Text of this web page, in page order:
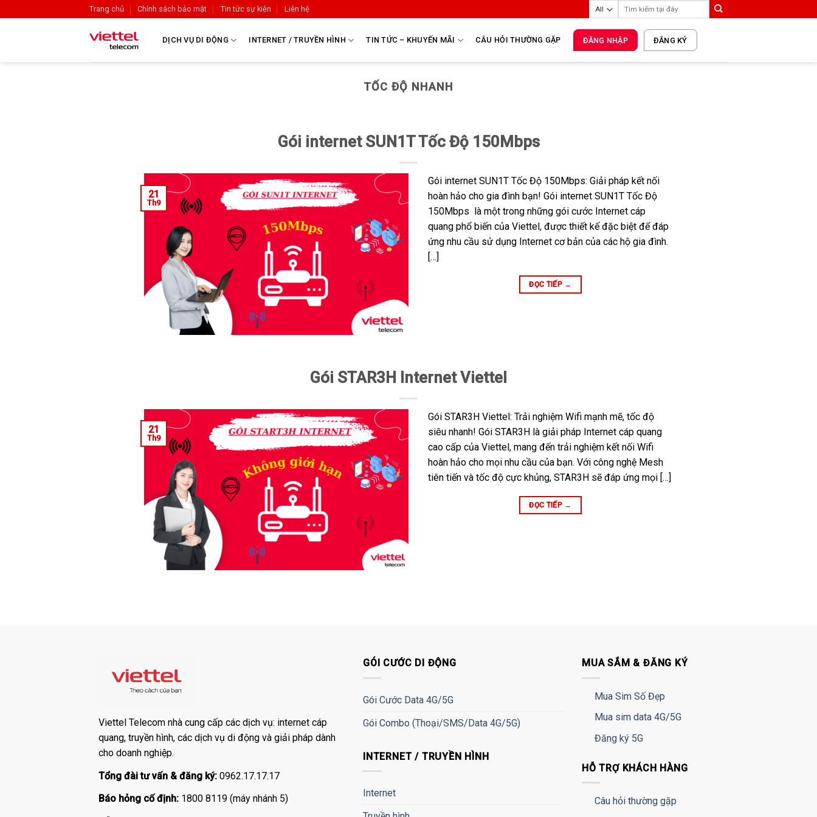
Trang chủ Chính sách bảo mật Tin tức sự kiện Liên hệ
DỊCH VỤ DI ĐỘNG INTERNET / TRUYỀN HÌNH TIN TỨC – KHUYẾN MÃI CÂU HỎI THƯỜNG GẶP ĐĂNG NHẬP ĐĂNG KÝ
TỐC ĐỘ NHANH
Gói internet SUN1T Tốc Độ 150Mbps
21
Th9
Gói internet SUN1T Tốc Độ 150Mbps: Giải pháp kết nối
hoàn hảo cho gia đình bạn! Gói internet SUN1T Tốc Độ
150Mbps là một trong những gói cước Internet cáp
quang phổ biến của Viettel, được thiết kế đặc biệt để đáp
ứng nhu cầu sử dụng Internet cơ bản của các hộ gia đình.
[…]
ĐỌC TIẾP →
Gói STAR3H Internet Viettel
21
Th9
Gói STAR3H Viettel: Trải nghiệm Wifi mạnh mẽ, tốc độ
siêu nhanh! Gói STAR3H là giải pháp Internet cáp quang
cao cấp của Viettel, mang đến trải nghiệm kết nối Wifi
hoàn hảo cho mọi nhu cầu của bạn. Với công nghệ Mesh
tiên tiến và tốc độ cực khủng, STAR3H sẽ đáp ứng mọi […]
ĐỌC TIẾP →
Viettel Telecom nhà cung cấp các dịch vụ: internet cáp
quang, truyền hình, các dịch vụ di động và giải pháp dành
cho doanh nghiệp.
Tổng đài tư vấn & đăng ký: 0962.17.17.17
Báo hỏng cố định: 1800 8119 (máy nhánh 5)
GÓI CƯỚC DI ĐỘNG
Gói Cước Data 4G/5G
Gói Combo (Thoại/SMS/Data 4G/5G)
INTERNET / TRUYỀN HÌNH
Internet
MUA SẮM & ĐĂNG KÝ
Mua Sim Số Đẹp
Mua sim data 4G/5G
Đăng ký 5G
HỖ TRỢ KHÁCH HÀNG
Câu hỏi thường gặp